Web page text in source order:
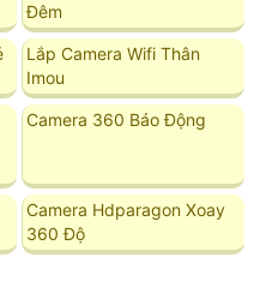
Đêm
Lắp Camera Wifi Thân
Imou
Camera 360 Báo Động
Camera Hdparagon Xoay
360 Độ